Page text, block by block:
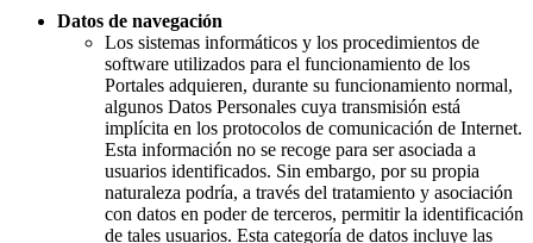
Datos de navegación
Los sistemas informáticos y los procedimientos de
software utilizados para el funcionamiento de los
Portales adquieren, durante su funcionamiento normal,
algunos Datos Personales cuya transmisión está
implícita en los protocolos de comunicación de Internet.
Esta información no se recoge para ser asociada a
usuarios identificados. Sin embargo, por su propia
naturaleza podría, a través del tratamiento y asociación
con datos en poder de terceros, permitir la identificación
de tales usuarios. Esta categoría de datos incluye las